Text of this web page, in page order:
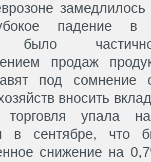
замедлилось
падение в
было
продаж
под сомнение
вносить
торговля упала
в сентябре, что
снижение на